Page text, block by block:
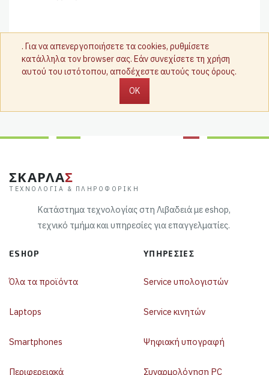
. Για να απενεργοποιήσετε τα cookies, ρυθμίσετε
κατάλληλα τον browser σας. Εάν συνεχίσετε τη χρήση
αυτού του ιστότοπου, αποδέχεστε αυτούς τους όρους.
OK
ΣΚΑΡΛΑΣ
ΤΕΧΝΟΛΟΓΊΑ & ΠΛΗΡΟΦΟΡΙΚΉ
Κατάστημα τεχνολογίας στη Λιβαδειά με eshop,
τεχνικό τμήμα και υπηρεσίες για επαγγελματίες.
ESHOP
Όλα τα προϊόντα
Laptops
Smartphones
Περιφερειακά
ΥΠΗΡΕΣΊΕΣ
Service υπολογιστών
Service κινητών
Ψηφιακή υπογραφή
Συναρμολόγηση PC